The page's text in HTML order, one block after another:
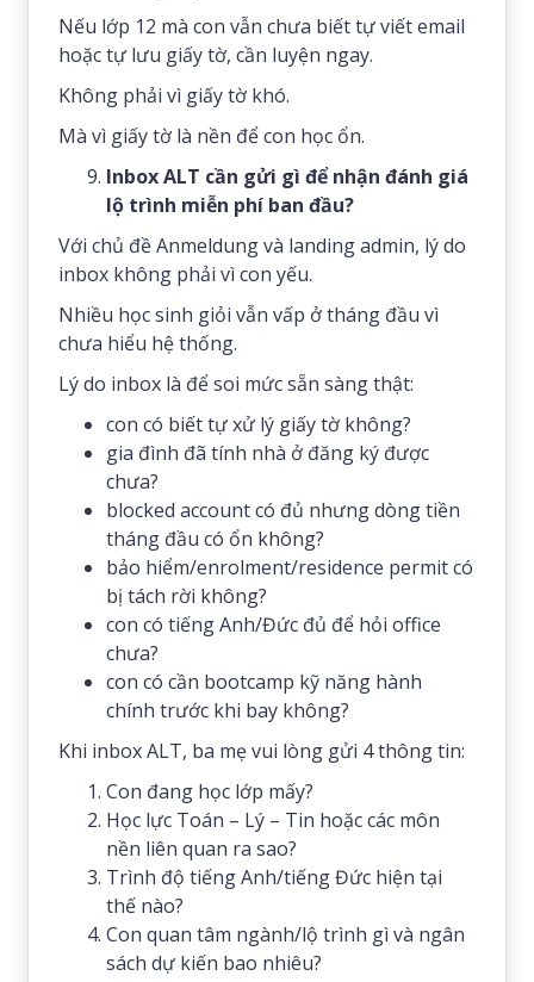
Nếu lớp 12 mà con vẫn chưa biết tự viết email
hoặc tự lưu giấy tờ, cần luyện ngay.
Không phải vì giấy tờ khó.
Mà vì giấy tờ là nền để con học ổn.
Inbox ALT cần gửi gì để nhận đánh giá
lộ trình miễn phí ban đầu?
Với chủ đề Anmeldung và landing admin, lý do
inbox không phải vì con yếu.
Nhiều học sinh giỏi vẫn vấp ở tháng đầu vì
chưa hiểu hệ thống.
Lý do inbox là để soi mức sẵn sàng thật:
con có biết tự xử lý giấy tờ không?
gia đình đã tính nhà ở đăng ký được
chưa?
blocked account có đủ nhưng dòng tiền
tháng đầu có ổn không?
bảo hiểm/enrolment/residence permit có
bị tách rời không?
con có tiếng Anh/Đức đủ để hỏi office
chưa?
con có cần bootcamp kỹ năng hành
chính trước khi bay không?
Khi inbox ALT, ba mẹ vui lòng gửi 4 thông tin:
Con đang học lớp mấy?
Học lực Toán – Lý – Tin hoặc các môn
nền liên quan ra sao?
Trình độ tiếng Anh/tiếng Đức hiện tại
thế nào?
Con quan tâm ngành/lộ trình gì và ngân
sách dự kiến bao nhiêu?